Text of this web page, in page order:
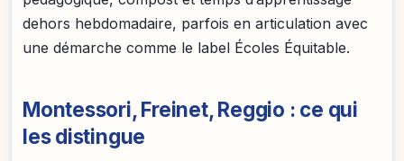
dehors hebdomadaire, parfois en articulation avec
une démarche comme le label Écoles Équitable.
Montessori, Freinet, Reggio : ce qui
les distingue